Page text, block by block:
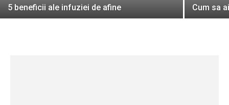
5 beneficii ale infuziei de afine Cum sa